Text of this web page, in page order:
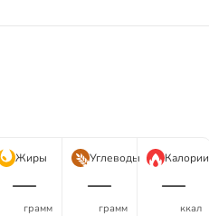
Жиры
—
грамм
Углеводы
—
грамм
Калории
—
ккал